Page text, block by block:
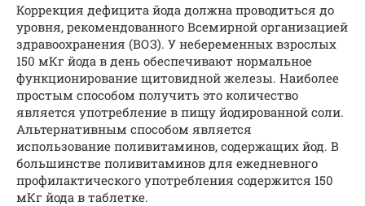
Коррекция дефицита йода должна проводиться до
уровня, рекомендованного Всемирной организацией
здравоохранения (ВОЗ). У небеременных взрослых
150 мКг йода в день обеспечивают нормальное
функционирование щитовидной железы. Наиболее
простым способом получить это количество
является употребление в пищу йодированной соли.
Альтернативным способом является
использование поливитаминов, содержащих йод. В
большинстве поливитаминов для ежедневного
профилактического употребления содержится 150
мКг йода в таблетке.